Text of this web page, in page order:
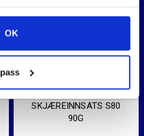
OK
SKJÆREINNSATS S80
90G